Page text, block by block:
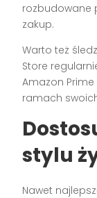
rozbudowane
zakup.
Warto też
Store
Amazon
ramach
stylu
Nawet